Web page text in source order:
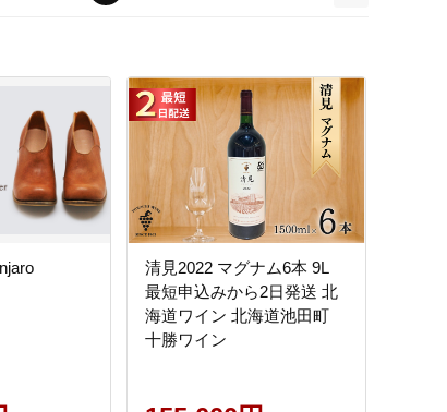
清見2022 マグナム6本 9L
最短申込みから2日発送 北
海道ワイン 北海道池田町
十勝ワイン